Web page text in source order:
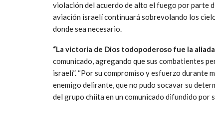
violación del acuerdo de alto el fuego por parte
aviación israelí continuará sobrevolando los
donde sea necesario.
“La victoria de Dios todopoderoso fue la aliada
comunicado, agregando que sus combatientes
israelí”. “Por su compromiso y esfuerzo durante
enemigo delirante, que no pudo socavar su
del grupo chiita en un comunicado difundido por